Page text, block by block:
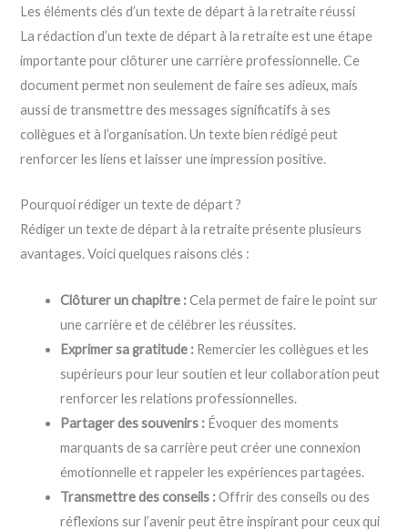
Les éléments clés d’un texte de départ à la retraite réussi
La rédaction d’un texte de départ à la retraite est une étape
importante pour clôturer une carrière professionnelle. Ce
document permet non seulement de faire ses adieux, mais
aussi de transmettre des messages significatifs à ses
collègues et à l’organisation. Un texte bien rédigé peut
renforcer les liens et laisser une impression positive.
Pourquoi rédiger un texte de départ ?
Rédiger un texte de départ à la retraite présente plusieurs
avantages. Voici quelques raisons clés :
Clôturer un chapitre :Cela permet de faire le point sur
une carrière et de célébrer les réussites.
Exprimer sa gratitude : Remercier les collègues et les
supérieurs pour leur soutien et leur collaboration peut
renforcer les relations professionnelles.
Partager des souvenirs : Évoquer des moments
marquants de sa carrière peut créer une connexion
émotionnelle et rappeler les expériences partagées.
Transmettre des conseils :Offrir des conseils ou des
réflexions sur l’avenir peut être inspirant pour ceux qui